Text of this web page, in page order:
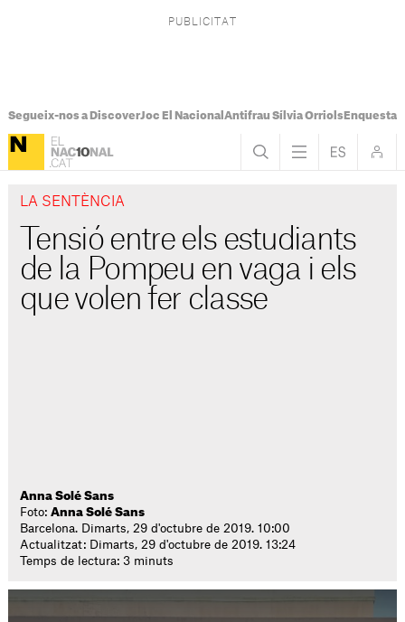
Segueix-nos a DiscoverJoc El Nacional Antifrau Sílvia OrriolsEnquesta
LA SENTÈNCIA
Tensió entre els estudiants
de la Pompeu en vaga i els
que volen fer classe
Anna Solé Sans
Foto:Anna Solé Sans
Barcelona. Dimarts, 29 d'octubre de 2019. 10:00
Actualitzat: Dimarts, 29 d'octubre de 2019. 13:24
Temps de lectura: 3 minuts